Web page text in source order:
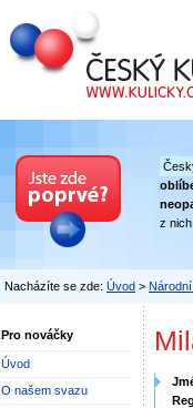
Český kuličkový
z nich.
Nacházíte se zde: Úvod >
Pro nováčky
Úvod
O našem svazu